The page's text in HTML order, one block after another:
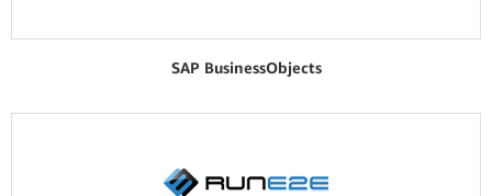
SAP BusinessObjects